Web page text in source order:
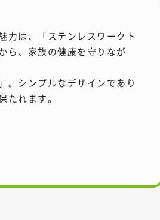
力は、「ステンレスワークト
ら、家族の健康を守りなが
。シンプルなデザインであり
れます。